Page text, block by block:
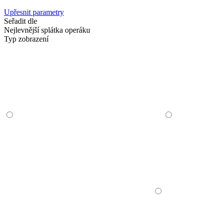
Upřesnit parametry
Seřadit dle
Nejlevnější splátka operáku
Typ zobrazení